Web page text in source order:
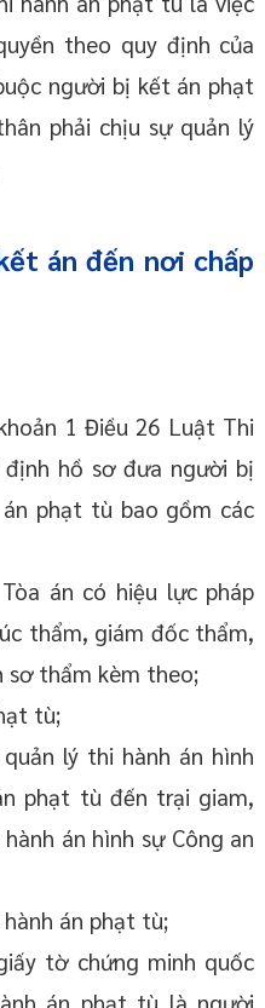
theo quy định của
người bị kết án phạt
phải chịu sự quản lý
án đến nơi chấp
1 Điều 26 Luật Thi
định hồ sơ đưa người bị
phạt tù bao gồm các
án có hiệu lực pháp
thẩm, giám đốc thẩm,
sơ thẩm kèm theo;
tù;
lý thi hành án hình
phạt tù đến trại giam,
án hình sự Công an
án phạt tù;
tờ chứng minh quốc